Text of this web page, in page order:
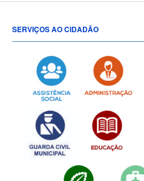
SERVIÇOS AO CIDADÃO